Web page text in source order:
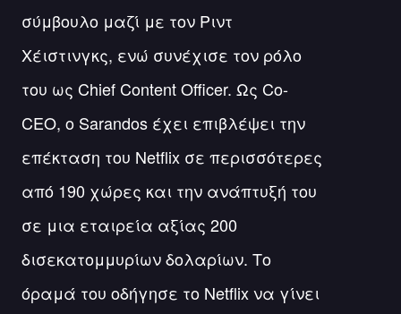
σύμβουλο μαζί με τον Ριντ
Χέιστινγκς, ενώ συνέχισε τον ρόλο
του ως Chief Content Officer. Ως Co-
CEO, ο Sarandos έχει επιβλέψει την
επέκταση του Netflix σε περισσότερες
από 190 χώρες και την ανάπτυξή του
σε μια εταιρεία αξίας 200
δισεκατομμυρίων δολαρίων. Το
όραμά του οδήγησε το Netflix να γίνει